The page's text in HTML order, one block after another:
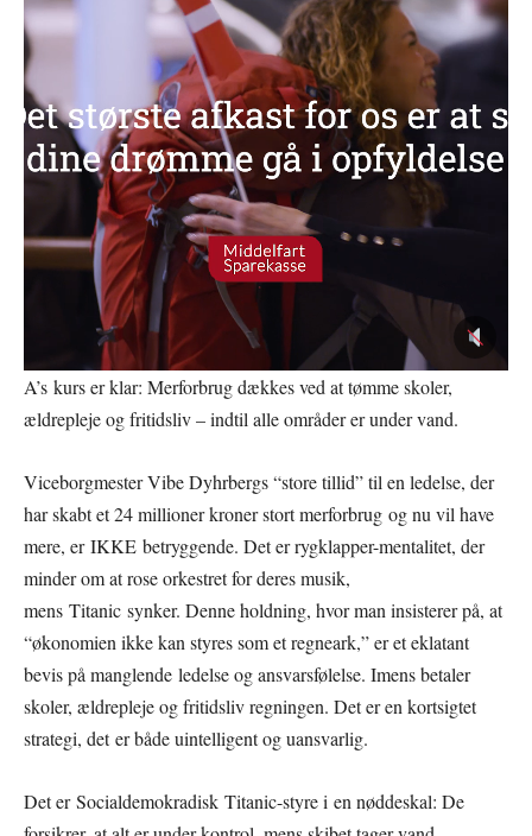
A’s kurs er klar: Merforbrug dækkes ved at tømme skoler,
ældrepleje og fritidsliv – indtil alle områder er under vand.
Viceborgmester Vibe Dyhrbergs “store tillid” til en ledelse, der
har skabt et 24 millioner kroner stort merforbrug og nu vil have
mere, er IKKE betryggende. Det er rygklapper-mentalitet, der
minder om at rose orkestret for deres musik,
mens Titanic synker. Denne holdning, hvor man insisterer på, at
“økonomien ikke kan styres som et regneark,” er et eklatant
bevis på manglende ledelse og ansvarsfølelse. Imens betaler
skoler, ældrepleje og fritidsliv regningen. Det er en kortsigtet
strategi, det er både uintelligent og uansvarlig.
Det er Socialdemokradisk Titanic-styre i en nøddeskal: De